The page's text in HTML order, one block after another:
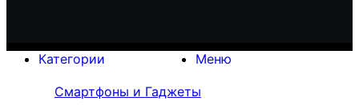
Меню
Категории
Смартфоны и Гаджеты